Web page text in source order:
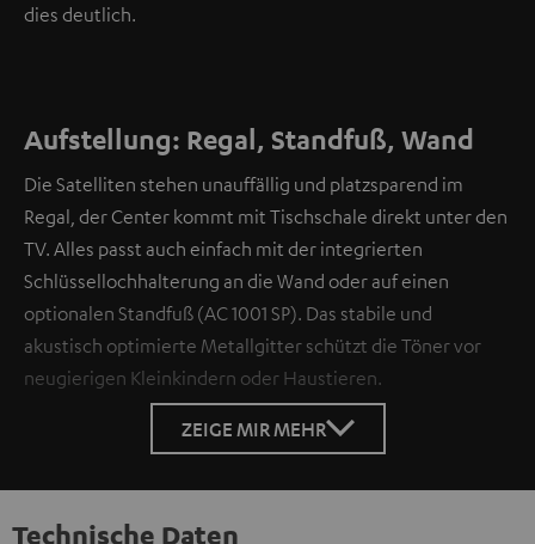
dies deutlich.
Aufstellung: Regal, Standfuß, Wand
Die Satelliten stehen unauffällig und platzsparend im
Regal, der Center kommt mit Tischschale direkt unter den
TV. Alles passt auch einfach mit der integrierten
Schlüssellochhalterung an die Wand oder auf einen
optionalen Standfuß (AC 1001 SP). Das stabile und
akustisch optimierte Metallgitter schützt die Töner vor
neugierigen Kleinkindern oder Haustieren.
ZEIGE MIR MEHR
Technische Daten